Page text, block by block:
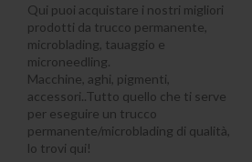
Qui puoi acquistare i nostri migliori
prodotti da trucco permanente,
microblading, tauaggio e
microneedling.
Macchine, aghi, pigmenti,
accessori..Tutto quello che ti serve
per eseguire un trucco
permanente/microblading di qualità,
lo trovi qui!